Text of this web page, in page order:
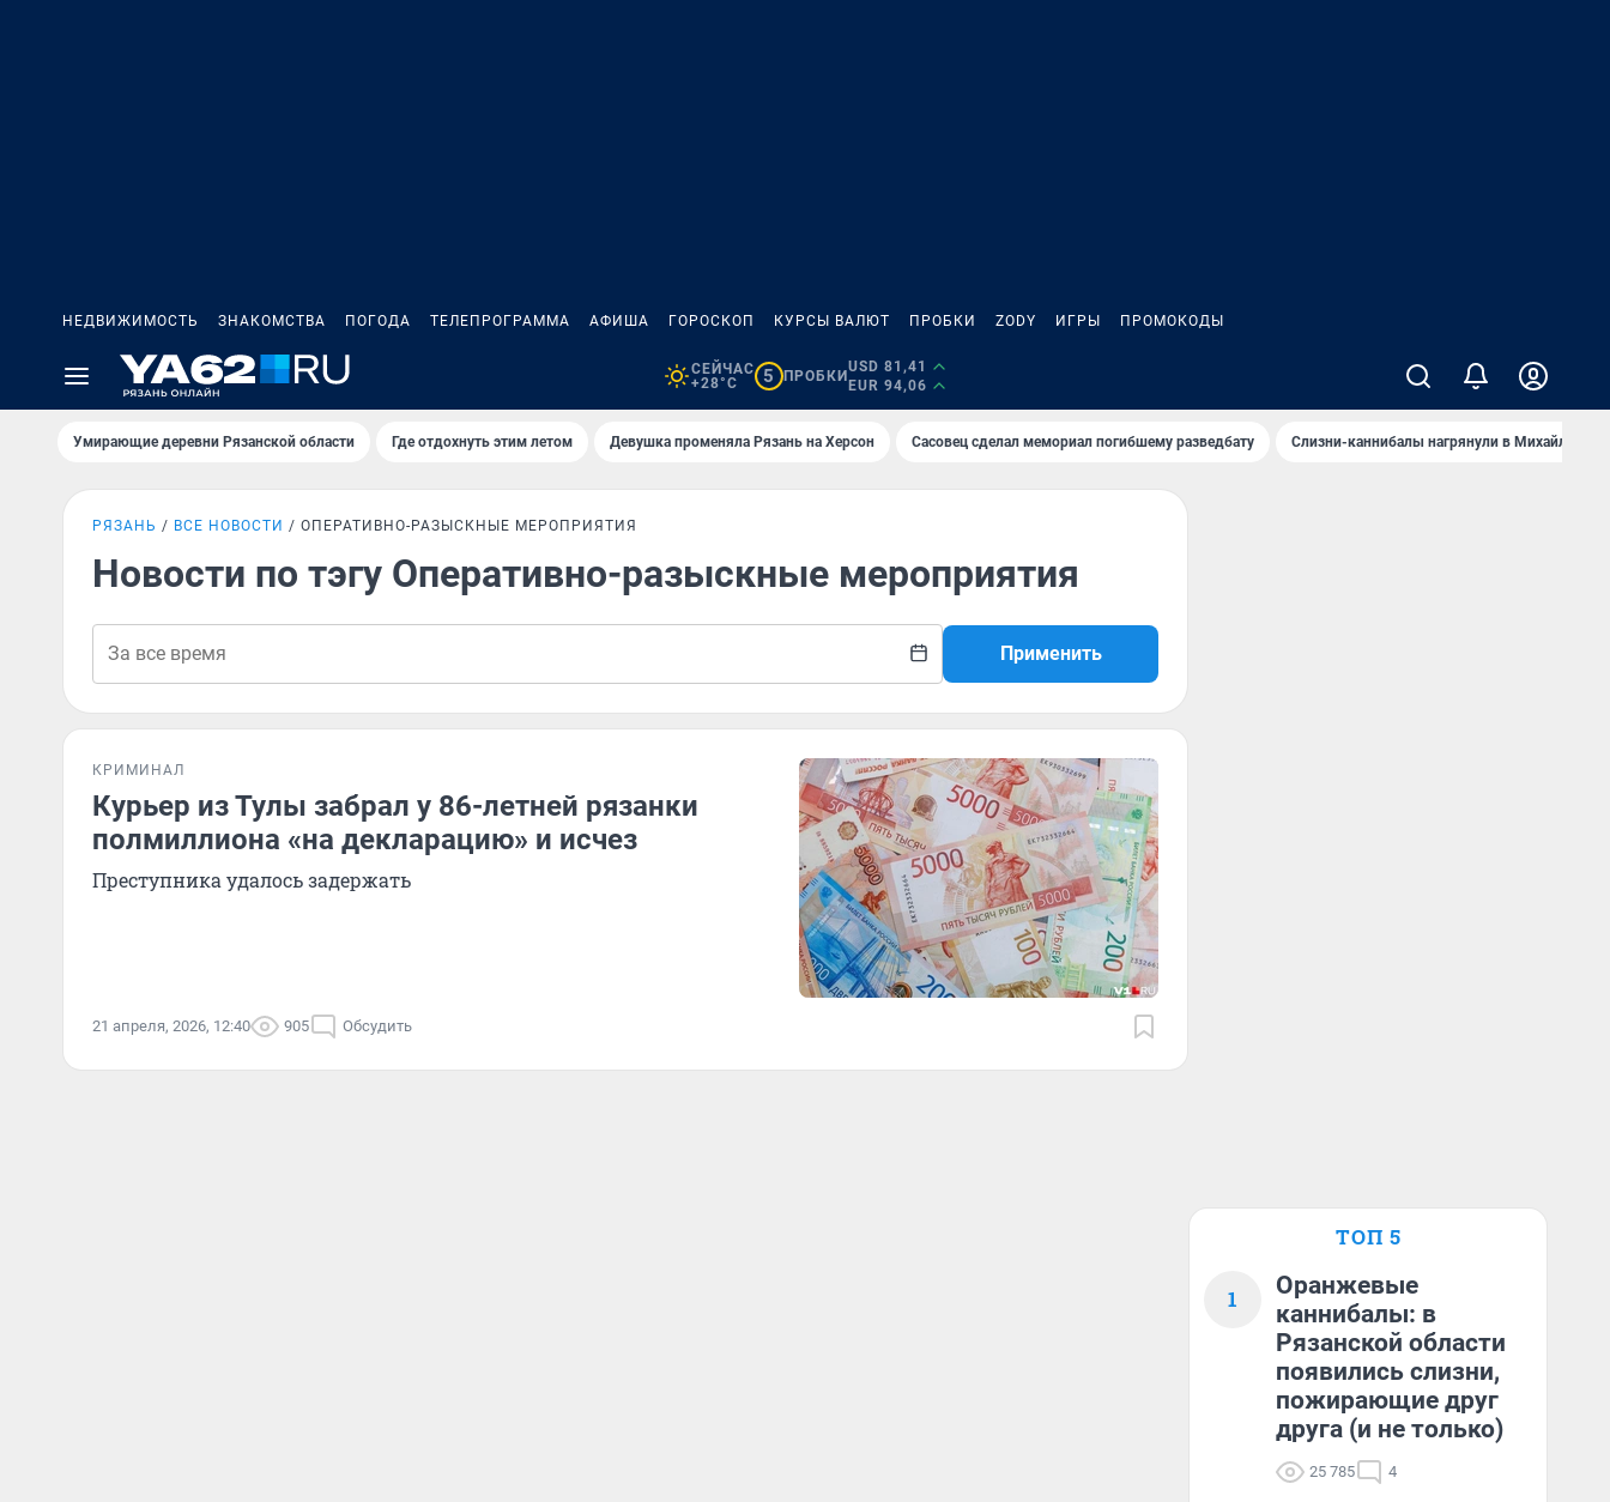
НЕДВИЖИМОСТЬ ЗНАКОМСТВА ПОГОДА ТЕЛЕПРОГРАММА АФИША ГОРОСКОП КУРСЫ ВАЛЮТ ПРОБКИ ZODY ИГРЫ ПРОМОКОДЫ
СЕЙЧАС
+28°C
5 ПРОБКИ
USD 81,41
EUR 94,06
Умирающие деревни Рязанской области Где отдохнуть этим летом Девушка променяла Рязань на Херсон Сасовец сделал мемориал погибшему разведбату Слизни-каннибалы нагрянули в Михайлов
РЯЗАНЬ ВСЕ НОВОСТИ ОПЕРАТИВНО-РАЗЫСКНЫЕ МЕРОПРИЯТИЯ
Новости по тэгу Оперативно-разыскные мероприятия
Применить
КРИМИНАЛ
Курьер из Тулы забрал у 86-летней рязанки
полмиллиона «на декларацию» и исчез
Преступника удалось задержать
21 апреля, 2026, 12:40 905 Обсудить
ТОП 5
1
Оранжевые
каннибалы: в
Рязанской области
появились слизни,
пожирающие друг
друга (и не только)
25 785 4